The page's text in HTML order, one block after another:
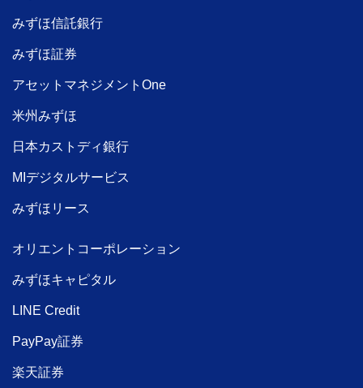
みずほ信託銀行
みずほ証券
アセットマネジメントOne
米州みずほ
日本カストディ銀行
MIデジタルサービス
みずほリース
オリエントコーポレーション
みずほキャピタル
LINE Credit
PayPay証券
楽天証券